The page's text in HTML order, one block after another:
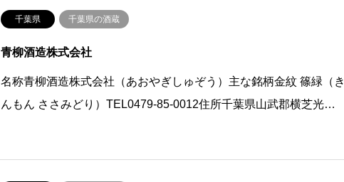
千葉県 千葉県の酒蔵
青柳酒造株式会社
名称青柳酒造株式会社（あおやぎしゅぞう）主な銘柄金紋 篠緑（き
んもん ささみどり）TEL0479-85-0012住所千葉県山武郡横芝光…